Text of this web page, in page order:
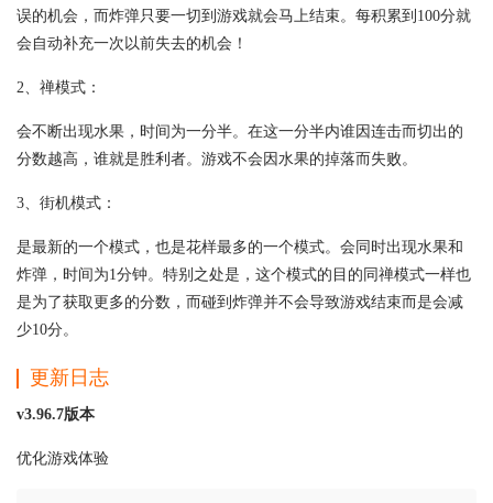
误的机会，而炸弹只要一切到游戏就会马上结束。每积累到100分就
会自动补充一次以前失去的机会！
2、禅模式：
会不断出现水果，时间为一分半。在这一分半内谁因连击而切出的
分数越高，谁就是胜利者。游戏不会因水果的掉落而失败。
3、街机模式：
是最新的一个模式，也是花样最多的一个模式。会同时出现水果和
炸弹，时间为1分钟。特别之处是，这个模式的目的同禅模式一样也
是为了获取更多的分数，而碰到炸弹并不会导致游戏结束而是会减
少10分。
更新日志
v3.96.7版本
优化游戏体验